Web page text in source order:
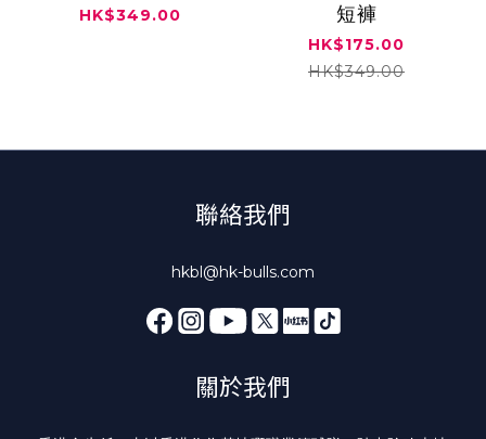
HK$349.00
短褲
HK$175.00
HK$349.00
聯絡我們
hkbl@hk-bulls.com
關於我們